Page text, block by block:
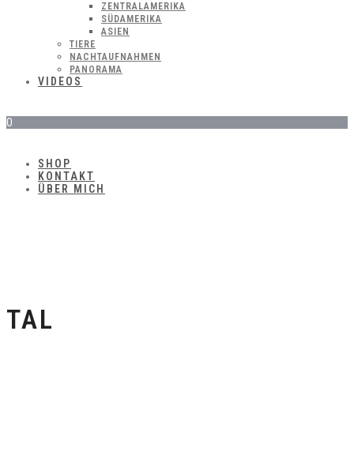
ZENTRALAMERIKA
SÜDAMERIKA
ASIEN
TIERE
NACHTAUFNAHMEN
PANORAMA
VIDEOS
0
SHOP
KONTAKT
ÜBER MICH
TAL